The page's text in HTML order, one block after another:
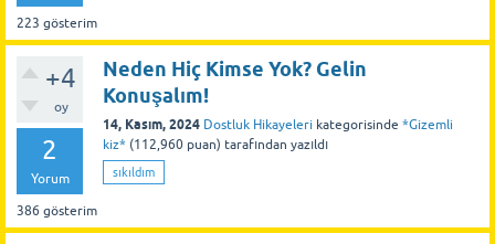
223 gösterim
+4
oy
2
Yorum
386 gösterim
Neden Hiç Kimse Yok? Gelin
Konuşalım!
14, Kasım, 2024 Dostluk Hikayeleri kategorisinde *Gizemli
kiz* (112,960 puan) tarafından yazıldı
sıkıldım